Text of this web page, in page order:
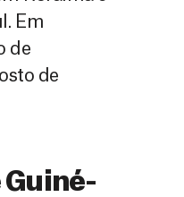
Em
de
de
Guiné-